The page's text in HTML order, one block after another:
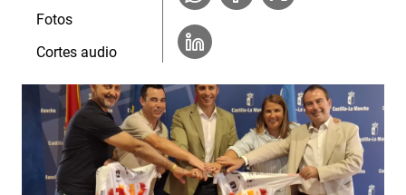
Fotos
Cortes audio